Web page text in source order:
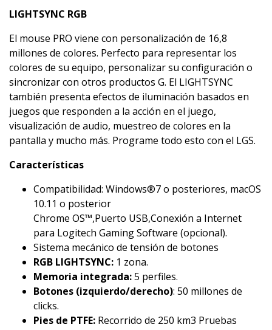
LIGHTSYNC RGB
El mouse PRO viene con personalización de 16,8
millones de colores. Perfecto para representar los
colores de su equipo, personalizar su configuración o
sincronizar con otros productos G. El LIGHTSYNC
también presenta efectos de iluminación basados ​​en
juegos que responden a la acción en el juego,
visualización de audio, muestreo de colores en la
pantalla y mucho más. Programe todo esto con el LGS.
Características
Compatibilidad: Windows®7 o posteriores, macOS
10.11 o posterior
Chrome OS™,Puerto USB,Conexión a Internet
para Logitech Gaming Software (opcional).
Sistema mecánico de tensión de botones
RGB LIGHTSYNC: 1 zona.
Memoria integrada:5 perfiles.
Botones (izquierdo/derecho): 50 millones de
clicks.
Pies de PTFE: Recorrido de 250 km3 Pruebas